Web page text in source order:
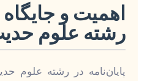
اهمیت و جایگاه
رشته علوم
پایان‌نامه در رشته علوم